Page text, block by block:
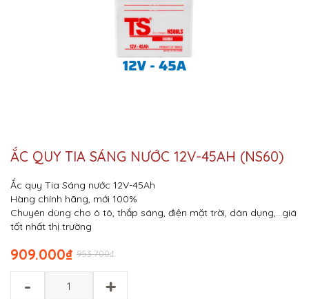
ẮC QUY TIA SÁNG NƯỚC 12V-45AH (NS60)
Ắc quy Tia Sáng nước 12V-45Ah
Hàng chính hãng, mới 100%
Chuyên dùng cho ô tô, thắp sáng, điện mặt trời, dân dụng,…giá
tốt nhất thị trường
₫
953.700
₫
909.000
- +